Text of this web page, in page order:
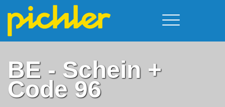
Moped
A - Scheine + Code 111
B - Scheine
Team
Kursorte
Neufelden
Service
Prüfungstermine
BE - Schein +
Code 96